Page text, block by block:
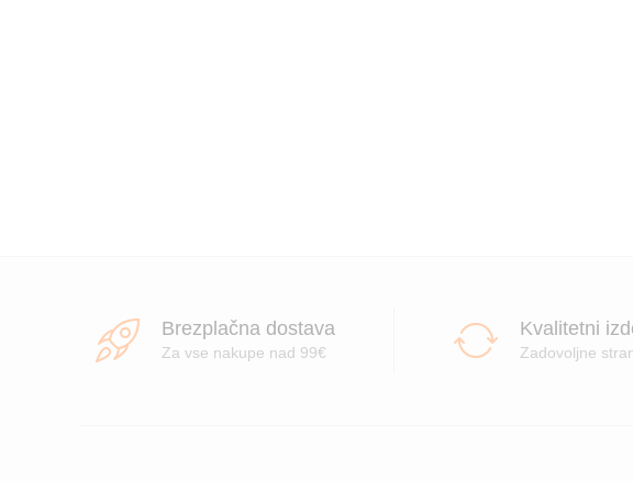
Brezplačna dostava
Za vse nakupe nad 99€
Kvalitetni
Zadovoljne